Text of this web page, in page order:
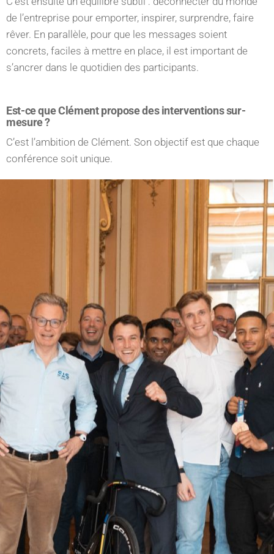
de l’entreprise pour emporter, inspirer, surprendre, faire
rêver. En parallèle, pour que les messages soient
concrets, faciles à mettre en place, il est important de
s’ancrer dans le quotidien des participants.
Est-ce que Clément propose des interventions sur-
mesure ?
C’est l’ambition de Clément. Son objectif est que chaque
conférence soit unique.